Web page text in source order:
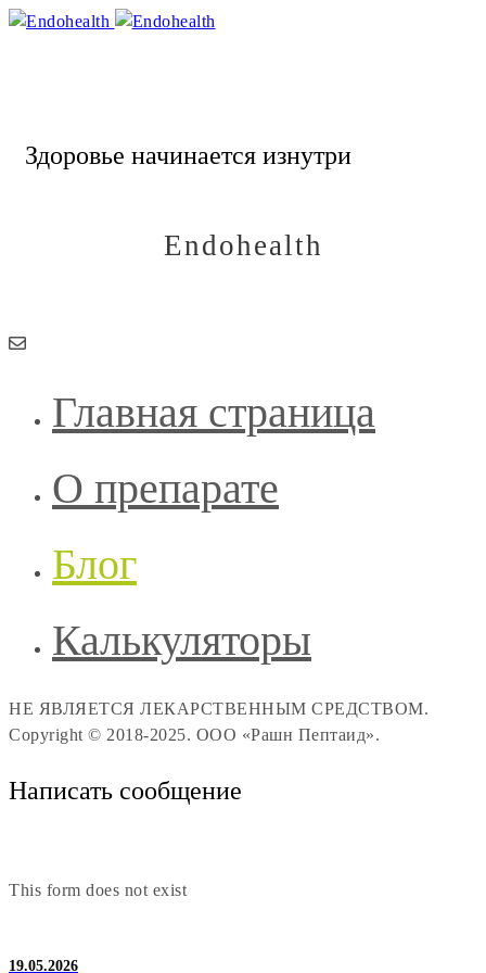
Здоровье начинается изнутри
Endohealth
Главная страница
О препарате
Блог
Калькуляторы
НЕ ЯВЛЯЕТСЯ ЛЕКАРСТВЕННЫМ СРЕДСТВОМ.
Copyright © 2018-2025. ООО «Рашн Пептаид».
Написать сообщение
This form does not exist
19.05.2026